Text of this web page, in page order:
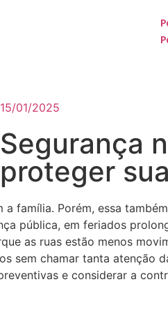
15/01/2025
Segurança
proteger
família. Porém, essa
pública, em feriados
as ruas estão menos
sem chamar tanta atenção
e considerar a